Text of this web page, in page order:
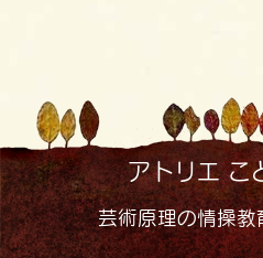
アトリエ こ
芸術原理の情操